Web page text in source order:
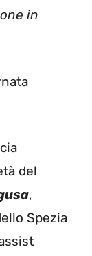
in
del
,
Spezia